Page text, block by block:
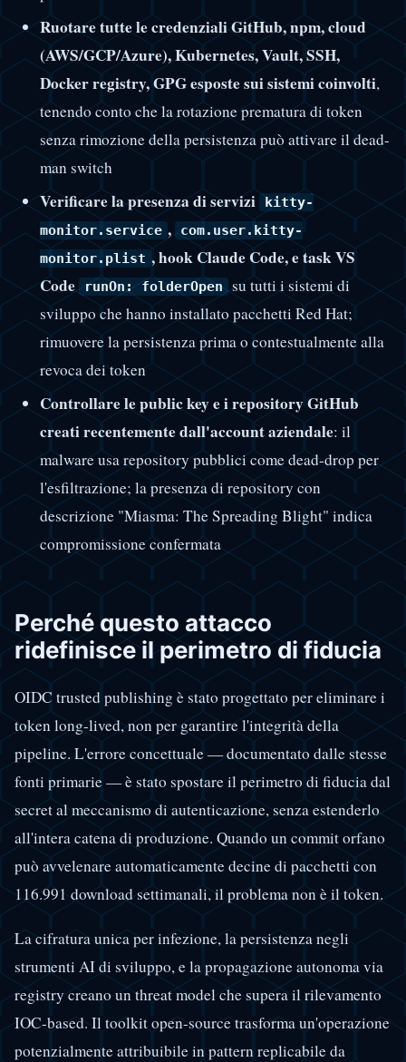
Ruotare tutte le credenziali GitHub, npm, cloud
(AWS/GCP/Azure), Kubernetes, Vault, SSH,
Docker registry, GPG esposte sui sistemi coinvolti,
tenendo conto che la rotazione prematura di token
senza rimozione della persistenza può attivare il dead-
man switch
Verificare la presenza di servizi
kitty-
monitor.service , com.user.kitty-
monitor.plist , hook Claude Code, e task VS
Code runOn: folderOpen su tutti i sistemi di
sviluppo che hanno installato pacchetti Red Hat;
rimuovere la persistenza prima o contestualmente alla
revoca dei token
Controllare le public key e i repository GitHub
creati recentemente dall'account aziendale: il
malware usa repository pubblici come dead-drop per
l'esfiltrazione; la presenza di repository con
descrizione "Miasma: The Spreading Blight" indica
compromissione confermata
Perché questo attacco
ridefinisce il perimetro di fiducia
OIDC trusted publishing è stato progettato per eliminare i
token long-lived, non per garantire l'integrità della
pipeline. L'errore concettuale — documentato dalle stesse
fonti primarie — è stato spostare il perimetro di fiducia dal
secret al meccanismo di autenticazione, senza estenderlo
all'intera catena di produzione. Quando un commit orfano
può avvelenare automaticamente decine di pacchetti con
116.991 download settimanali, il problema non è il token.
La cifratura unica per infezione, la persistenza negli
strumenti AI di sviluppo, e la propagazione autonoma via
registry creano un threat model che supera il rilevamento
IOC-based. Il toolkit open-source trasforma un'operazione
potenzialmente attribuibile in pattern replicabile da